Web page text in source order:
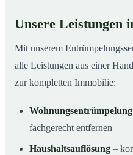
Unsere Leistungen
Mit unserem
alle Leistungen aus einer
zur kompletten Immobilie:
Wohnungsentrümpelung
fachgerecht entfernen
Haushaltsauflösung –